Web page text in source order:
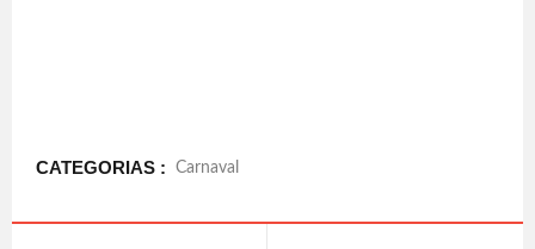
CATEGORIAS : Carnaval